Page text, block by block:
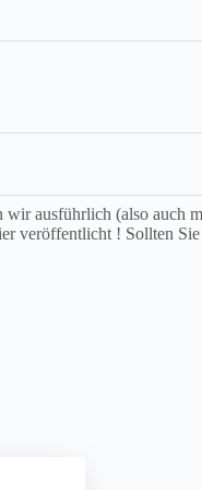
ausführlich (also auch
veröffentlicht ! Sollten